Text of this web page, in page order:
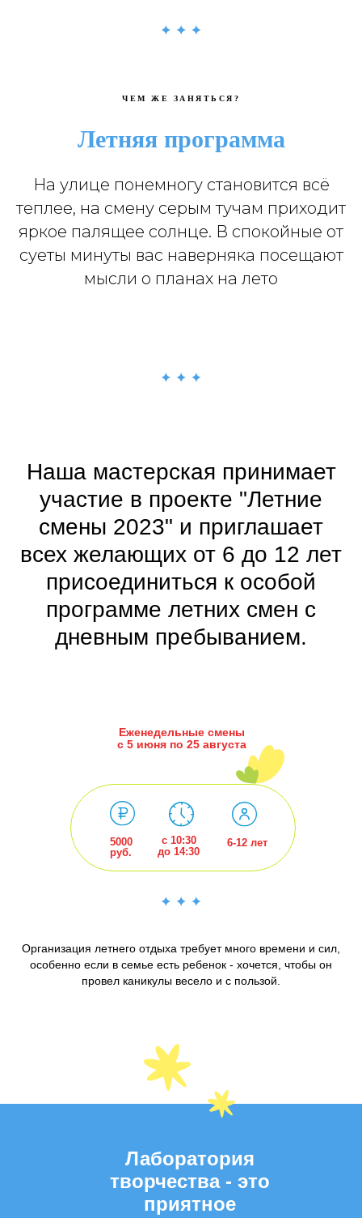
ЧЕМ ЖЕ ЗАНЯТЬСЯ?
Летняя программа
На улице понемногу становится всё
теплее, на смену серым тучам приходит
яркое палящее солнце. В спокойные от
суеты минуты вас наверняка посещают
мысли о планах на лето
Наша мастерская принимает
участие в проекте "Летние
смены 2023" и приглашает
всех желающих от 6 до 12 лет
присоединиться к особой
программе летних смен с
дневным пребыванием.
5000
руб.
с 10:30
до 14:30
6-12 лет
Еженедельные смены
с 5 июня по 25 августа
Организация летнего отдыха требует много времени и сил,
особенно если в семье есть ребенок - хочется, чтобы он
провел каникулы весело и с пользой.
Лаборатория
творчества - это
приятное